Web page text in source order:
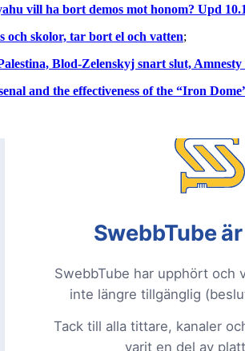
vill ha bort demos mot honom? Upd
skolor, tar bort el och vatten;
Blod-Zelenskyj snart slut,
and the effectiveness of the “Iron